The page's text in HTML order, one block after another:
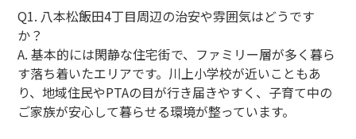
Q1. 八本松飯田4丁目周辺の治安や雰囲気はどうです
か？
A. 基本的には閑静な住宅街で、ファミリー層が多く暮ら
す落ち着いたエリアです。川上小学校が近いこともあ
り、地域住民やPTAの目が行き届きやすく、子育て中の
ご家族が安心して暮らせる環境が整っています。